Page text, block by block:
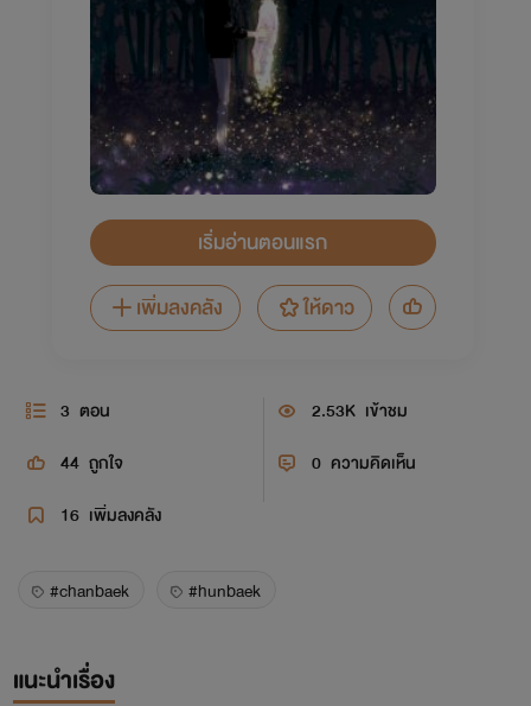
เริ่มอ่านตอนแรก
เพิ่มลงคลัง
ให้ดาว
3 ตอน 2.53K เข้าชม
44 ถูกใจ 0 ความคิดเห็น
16 เพิ่มลงคลัง
#chanbaek #hunbaek
แนะนำเรื่อง